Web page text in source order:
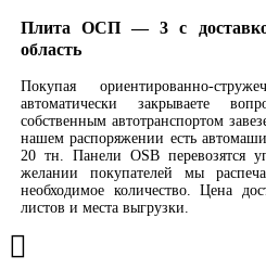
Плита ОСП — 3 с
область
Покупая ориентированно-
автоматически закрываете
собственным автотранспортом
нашем распоряжении есть
20 тн. Панели OSB перевозятся
желании покупателей мы
необходимое количество. Цена
листов и места выгрузки.